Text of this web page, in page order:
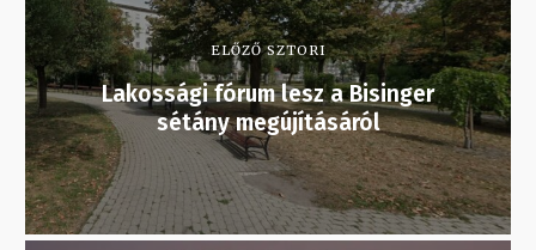
ELŐZŐ SZTORI
Lakossági fórum lesz a Bisinger
sétány megújításáról